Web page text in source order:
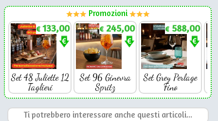
Promozioni
€ 133,00
Set 48 Juliette 12
Taglieri
€ 245,00
Set 96 Ginevra
Spritz
€ 588,00
Set Grey Perlage
Fino
Ti potrebbero interessare anche questi articoli...